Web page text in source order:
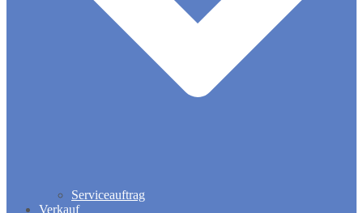
Serviceauftrag
Verkauf